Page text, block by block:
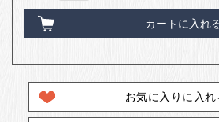
カートに入れ
お気に入りに入れ